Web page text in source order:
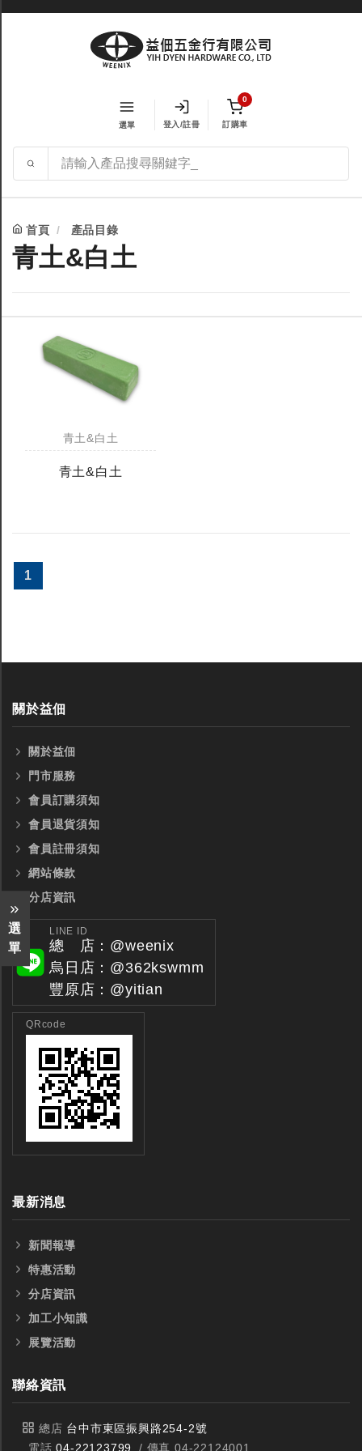
選單 登入/註冊
0
訂購車
首頁 產品目錄
青土&白土
選
單
青土&白土
青土&白土
1
關於益佃
關於益佃
門市服務
會員訂購須知
會員退貨須知
會員註冊須知
網站條款
分店資訊
LINE ID
總 店：@weenix
烏日店：@362kswmm
豐原店：@yitian
QRcode
最新消息
新聞報導
特惠活動
分店資訊
加工小知識
展覽活動
聯絡資訊
總店 台中市東區振興路254-2號
電話04-22123799 / 傳真 04-22124001